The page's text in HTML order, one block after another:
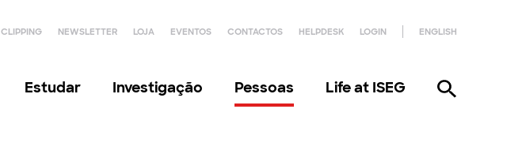
CLIPPING NEWSLETTER LOJA EVENTOS CONTACTOS HELPDESK LOGIN ENGLISH
Estudar Investigação Pessoas Life at ISEG